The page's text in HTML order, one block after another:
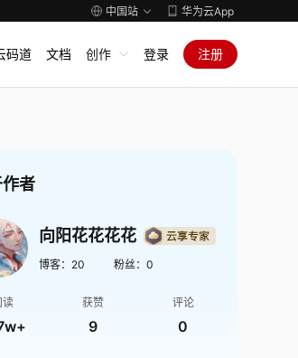
中国站 华为云App
码道 文档 创作 登录 注册
者
向阳花花花花
博客： 20 粉丝： 0
读 获赞
9
评论
0